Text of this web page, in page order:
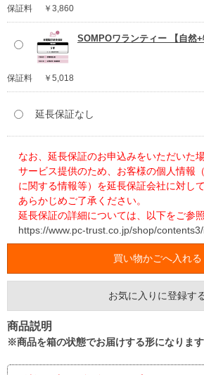
保証料 ￥3,860
SOMPOワランティー 【自然
保証料 ￥5,018
延長保証なし
なお、延長保証のお申込みをいただいた
サービス提供のため、お客様の個人情報
に関する情報等）を延長保証会社に対し
あらかじめご了承ください。
延長保証の詳細については、以下をご参照
https://www.pc-trust.co.jp/shop/
お気に入りに登録す
商品説明
※商品を箱の状態でお届けする形になります